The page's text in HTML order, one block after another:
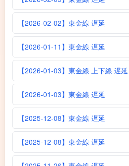
【2026-02-02】東金線 遅延
【2026-01-11】東金線 遅延
【2026-01-03】東金線 上下線 遅延
【2026-01-03】東金線 遅延
【2025-12-08】東金線 遅延
【2025-12-08】東金線 遅延